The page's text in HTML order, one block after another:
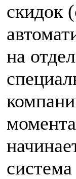
скидок
на